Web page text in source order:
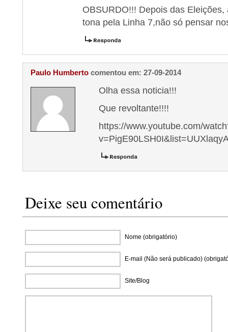
OBSURDO!!! Depois das
tona pela Linha 7,não só pensar
Paulo Humberto comentou em: 27-09-2014
Olha essa noticia!!!
Que revoltante!!!!
https://www.youtube.com/
Deixe seu comentário
Nome (obrigatório)
E-mail (Não será publicado)
Site/Blog